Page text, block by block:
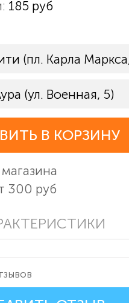
185 руб
(пл. Карла
(ул. Военная, 5)
В КОРЗИНУ
300 руб